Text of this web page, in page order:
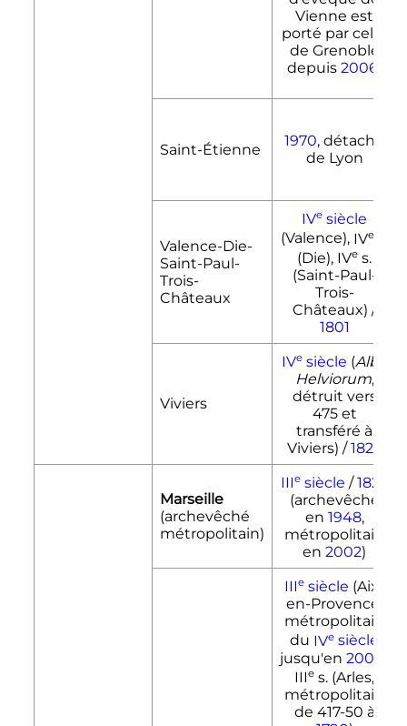
Vienne est
porté par celui
de Grenoble
depuis 2006
Saint-Étienne
1970, détaché
de Lyon
Valence-Die-
Saint-Paul-
Trois-
Châteaux
IVe siècle
(Valence), IVe
(Die), IVe s.
(Saint-Paul-
Trois-
Châteaux) /
1801
Viviers
IVe siècle (Alba
Helviorum,
détruit vers
475 et
transféré à
Viviers) /1822
Marseille
(archevêché
métropolitain)
IIIe siècle /1822
(archevêché
en 1948,
métropolitain
en2002)
IIIe siècle (Aix-
en-Provence,
métropolitain
du IVe siècle
jusqu'en 2002
IIIe s. (Arles,
métropolitain
de 417-50 à